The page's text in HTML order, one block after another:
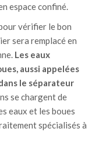
espace confiné.
vérifier le bon
sera remplacé en
Les eaux
aussi appelées
le séparateur
se chargent de
eaux et les boues
spécialisés à